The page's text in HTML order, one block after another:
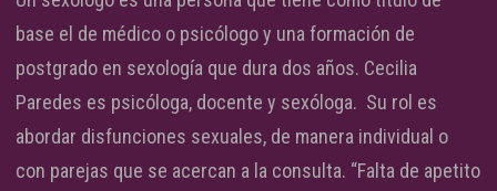
base el de médico o psicólogo y una formación de
postgrado en sexología que dura dos años. Cecilia
Paredes es psicóloga, docente y sexóloga. Su rol es
abordar disfunciones sexuales, de manera individual o
con parejas que se acercan a la consulta. “Falta de apetito